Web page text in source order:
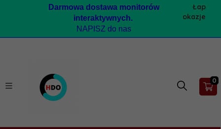
Darmowa dostawa monitorów
interaktywnych.
NAPISZ do nas
Łap
okazje
0